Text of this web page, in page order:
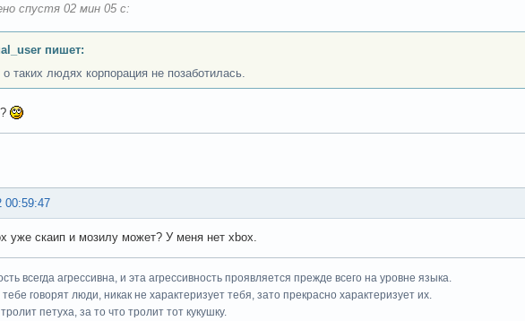
спустя 02 мин 05 с:
пишет:
о таких людях корпорация не позаботилась.
00:59:47
уже скаип и мозилу может? У меня нет xbox.
всегда агрессивна, и эта агрессивность проявляется прежде всего на уровне языка.
тебе говорят люди, никак не характеризует тебя, зато прекрасно характеризует их.
петуха, за то что тролит тот кукушку.